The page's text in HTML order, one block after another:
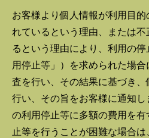
お客様より個人情報が利用目
れているという理由、または
るという理由により、利用の
用停止等」）を求められた場
査を行い、その結果に基づき
行い、その旨をお客様に通知
の利用停止等に多額の費用を
止等を行うことが困難な場合